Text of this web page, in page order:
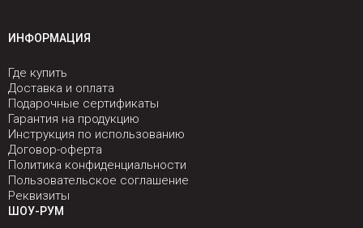
ИНФОРМАЦИЯ
Где купить
Доставка и оплата
Подарочные сертификаты
Гарантия на продукцию
Инструкция по использованию
Договор-оферта
Политика конфиденциальности
Пользовательское соглашение
Реквизиты
ШОУ-РУМ